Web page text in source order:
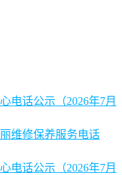
电话公示（2026年7月
维修保养服务电话
电话公示（2026年7月